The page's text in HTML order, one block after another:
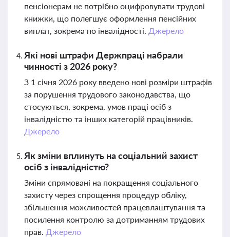
пенсіонерам не потрібно оцифровувати трудові
книжки, що полегшує оформлення пенсійних
виплат, зокрема по інвалідності. Джерело
Які нові штрафи Держпраці набрали
чинності з 2026 року?
З 1 січня 2026 року введено нові розміри штрафів
за порушення трудового законодавства, що
стосуються, зокрема, умов праці осіб з
інвалідністю та інших категорій працівників.
Джерело
Як зміни вплинуть на соціальний захист
осіб з інвалідністю?
Зміни спрямовані на покращення соціального
захисту через спрощення процедур обліку,
збільшення можливостей працевлаштування та
посилення контролю за дотриманням трудових
прав. Джерело